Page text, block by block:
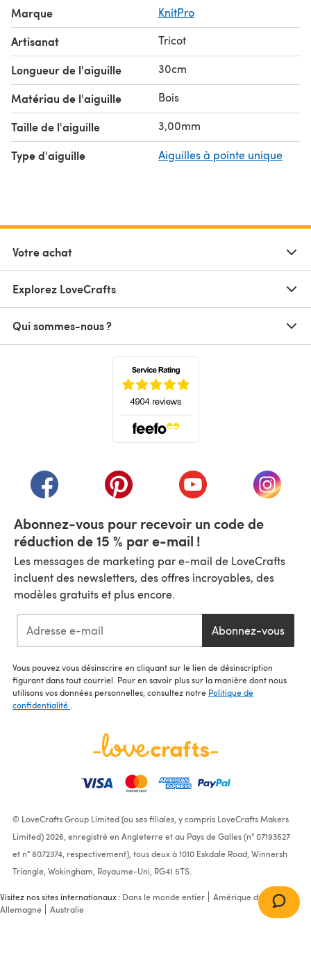
Marque KnitPro
Artisanat Tricot
Longueur de l'aiguille 30cm
Matériau de l'aiguille Bois
Taille de l'aiguille 3,00mm
Type d'aiguille Aiguilles à pointe unique
Votre achat
Explorez LoveCrafts
Qui sommes-nous ?
(s'ouvre dans un nouvel onglet)
(s'ouvre dans un nouvel onglet)
(s'ouvre dans un(s'ouvre
Abonnez-vous pour recevoir un code de
réduction de 15 % par e-mail !
Les messages de marketing par e-mail de LoveCrafts
incluent des newsletters, des offres incroyables, des
modèles gratuits et plus encore.
Abonnez-vous
Vous pouvez vous désinscrire en cliquant sur le lien de désinscription
figurant dans tout courriel. Pour en savoir plus sur la manière dont nous
utilisons vos données personnelles, consultez notre Politique de
confidentialité
© LoveCrafts Group Limited (ou ses filiales, y compris LoveCrafts Makers
Limited) 2026, enregistré en Angleterre et au Pays de Galles (n° 07193527
et n° 8072374, respectivement), tous deux à 1010 Eskdale Road, Winnersh
Triangle, Wokingham, Royaume-Uni, RG41 5TS.
Visitez nos sites internationaux : Dans le monde entier
Amérique du Nord
Allemagne
Australie